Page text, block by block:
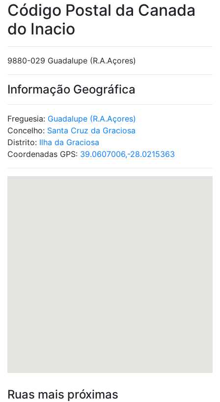
Código Postal da Canada
do Inacio
9880-029 Guadalupe (R.A.Açores)
Informação Geográfica
Freguesia: Guadalupe (R.A.Açores)
Concelho: Santa Cruz da Graciosa
Distrito: Ilha da Graciosa
Coordenadas GPS: 39.0607006,-28.0215363
Ruas mais próximas